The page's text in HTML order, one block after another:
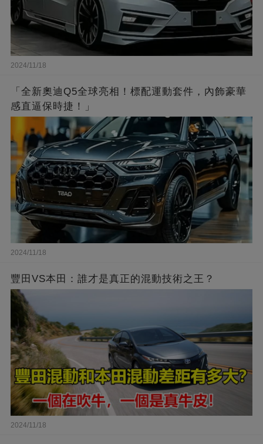
2024/11/18
「全新奧迪Q5全球亮相！標配運動套件，內飾豪華
感直逼保時捷！」
2024/11/18
豐田VS本田：誰才是真正的混動技術之王？
2024/11/18